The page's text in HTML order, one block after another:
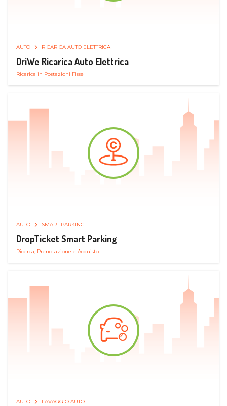
AUTO RICARICA AUTO ELETTRICA
DriWe Ricarica Auto Elettrica
Ricarica in Postazioni Fisse
AUTO SMART PARKING
DropTicket Smart Parking
Ricerca, Prenotazione e Acquisto
AUTO LAVAGGIO AUTO